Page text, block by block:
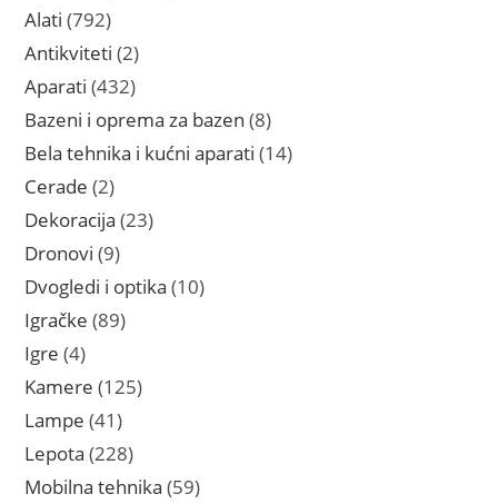
Alati 792792
proizvoda
Antikviteti 22
proizvoda
Aparati 432432
proizvoda
Bazeni i oprema za bazen 88
proizvoda
Bela tehnika i kućni aparati 1414
Cerade 22
proizvoda
Dekoracija 2323
Dronovi 99
proizvoda
Dvogledi i optika 1010
Igračke 8989
Igre 44
proizvoda
Kamere 125125
Lampe 4141
proizvod
Lepota 228228
proizvoda
Mobilna tehnika 5959